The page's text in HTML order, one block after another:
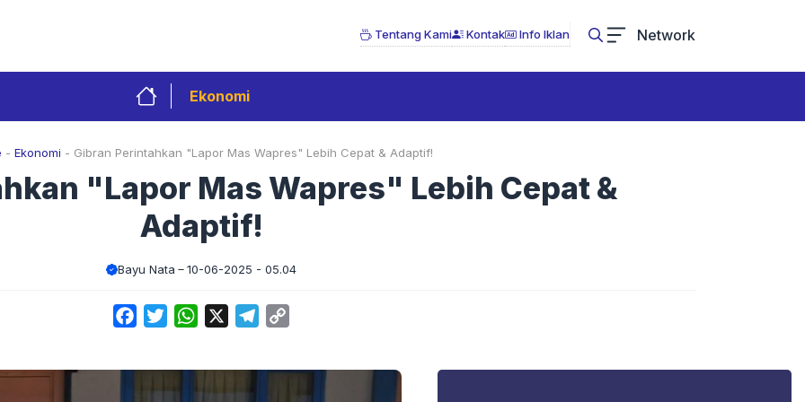
Tentang Kami Kontak Info Iklan Network
Ekonomi
- Ekonomi - Gibran Perintahkan "Lapor Mas Wapres" Lebih Cepat & Adaptif!
"Lapor Mas Wapres" Lebih Cepat &
Adaptif!
Bayu Nata 10-06-2025 - 05.04
FacebookTwitterWhatsApp Telegram